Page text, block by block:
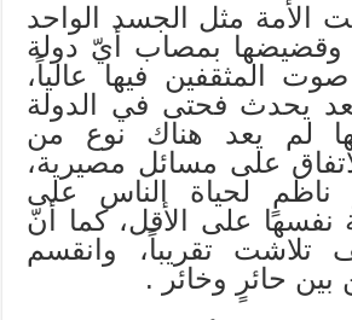
الأمة مثل الجسد الواحد
وقضيضها بمصاب أيّ دولة
المثقفين فيها عالياً،
يحدث فحتى في الدولة
لم يعد هناك نوع من
على مسائل مصيرية،
لحياة الناس على
نفسها على الأقل، كما أنّ
تلاشت تقريباً، وانقسم
بين حائرٍ وخائر .